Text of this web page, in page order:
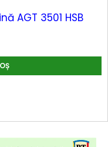
AGT 3501 HSB